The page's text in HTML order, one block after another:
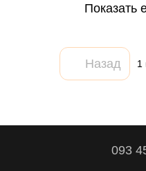
Показать
Назад 1
093